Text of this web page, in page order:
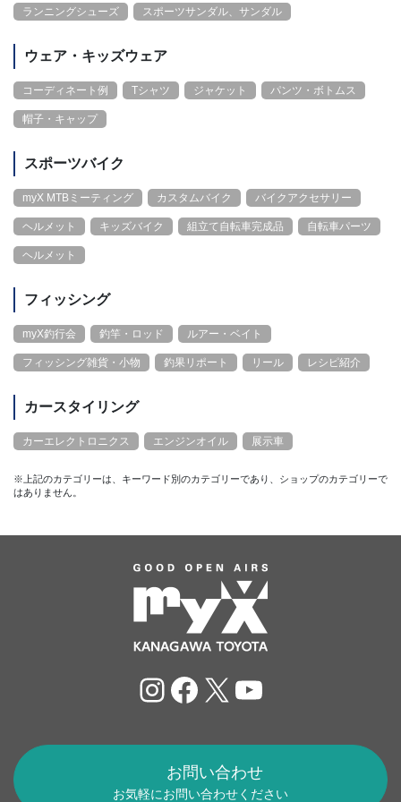
ランニングシューズ スポーツサンダル、サンダル
ウェア・キッズウェア
コーディネート例 Tシャツ ジャケット パンツ・ボトムス
帽子・キャップ
スポーツバイク
myX MTBミーティング カスタムバイク バイクアクセサリー
ヘルメット キッズバイク 組立て自転車完成品 自転車パーツ
ヘルメット
フィッシング
myX釣行会 釣竿・ロッド ルアー・ベイト
フィッシング雑貨・小物 釣果リポート リール レシピ紹介
カースタイリング
カーエレクトロニクス エンジンオイル 展示車
※上記のカテゴリーは、キーワード別のカテゴリーであり、ショップのカテゴリーで
はありません。
Instagram
Facebook
X YouTube
お問い合わせ
お気軽にお問い合わせください